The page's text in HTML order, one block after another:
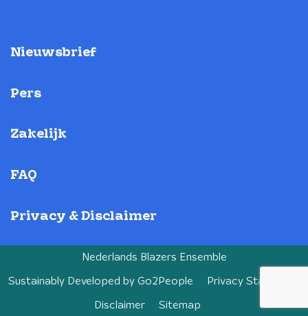
Nieuwsbrief
Pers
Zakelijk
FAQ
Privacy & Disclaimer
Nederlands Blazers Ensemble
Sustainably Developed by Go2People Privacy Statement
Disclaimer Sitemap